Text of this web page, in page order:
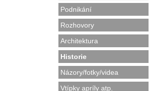
Podnikání
Rozhovory
Architektura
Historie
Názory/fotky/videa
Vtípky apríly atp.